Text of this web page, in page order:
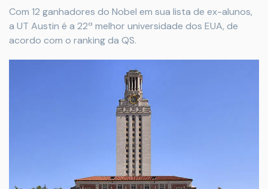
Com 12 ganhadores do Nobel em sua lista de ex-alunos,
a UT Austin é a 22ª melhor universidade dos EUA, de
acordo com o ranking da QS.